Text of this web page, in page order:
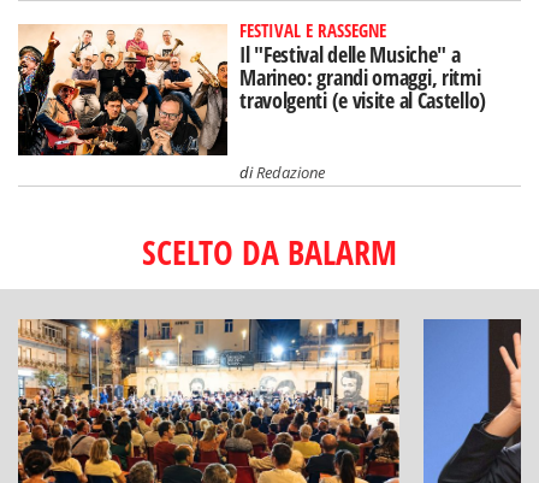
FESTIVAL E RASSEGNE
Il "Festival delle Musiche" a
Marineo: grandi omaggi, ritmi
travolgenti (e visite al Castello)
diRedazione
SCELTO DA BALARM